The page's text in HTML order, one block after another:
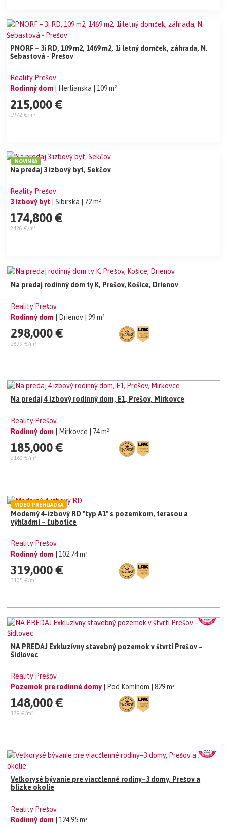
PNORF – 3i RD, 109 m2, 1469 m2, 1i letný domček, záhrada, N.
Šebastová - Prešov
Reality Prešov
Rodinný dom
| Herlianska | 109 m²
215,000 €
1972 €/m²
Na predaj 3 izbový byt, Sekčov
Reality Prešov
3 izbový byt
| Sibirska | 72 m²
174,800 €
2428 €/m²
NOVINKA
Na predaj rodinný dom ty K, Prešov, Košice, Drienov
Reality Prešov
Rodinný dom
| Drienov | 99 m²
298,000 €
2879 €/m²
Na predaj 4 izbový rodinný dom, E1, Prešov, Mirkovce
Reality Prešov
Rodinný dom
| Mirkovce | 74 m²
185,000 €
2160 €/m²
Moderný 4-izbový RD "typ A1" s pozemkom, terasou a
výhľadmi – Ľubotice
Reality Prešov
Rodinný dom
| 102.74 m²
319,000 €
3105 €/m²
VIDEO PREHLIADKA
NA PREDAJ Exkluzívny stavebný pozemok v štvrti Prešov –
Šidlovec
Reality Prešov
Pozemok pre rodinné domy
| Pod Komínom | 829 m²
148,000 €
179 €/m²
Veľkorysé bývanie pre viacčlenné rodiny–3 domy, Prešov a
blízke okolie
Reality Prešov
Rodinný dom | 124.95 m²